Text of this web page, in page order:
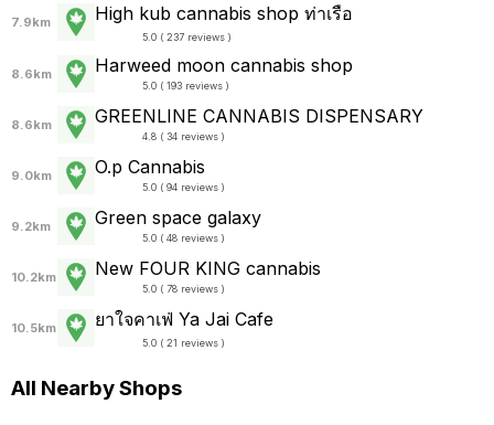
7.9km High kub cannabis shop ท่าเรือ
5.0 ( 237 reviews )
8.6km Harweed moon cannabis shop
5.0 ( 193 reviews )
8.6km GREENLINE CANNABIS DISPENSARY
4.8 ( 34 reviews )
9.0km O.p Cannabis
5.0 ( 94 reviews )
9.2km Green space galaxy
5.0 ( 48 reviews )
10.2km New FOUR KING cannabis
5.0 ( 78 reviews )
10.5km ยาใจคาเฟ่ Ya Jai Cafe
5.0 ( 21 reviews )
All Nearby Shops